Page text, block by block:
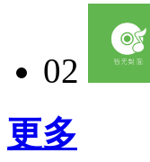
02
更多